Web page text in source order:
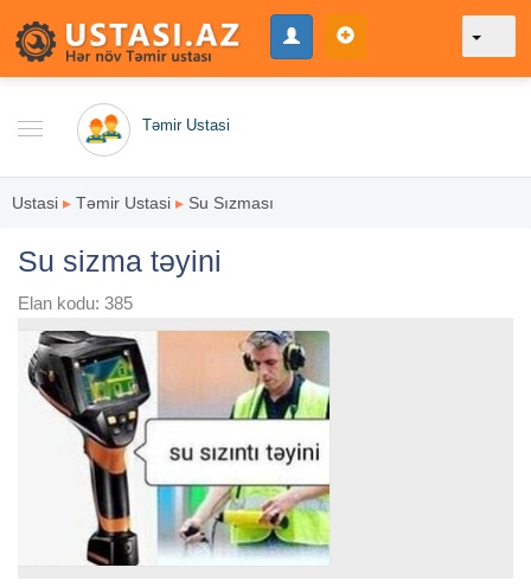
Təmir Ustasi
Ustasi ▸ Təmir Ustasi ▸ Su Sızması
Su sizma təyini
Elan kodu: 385